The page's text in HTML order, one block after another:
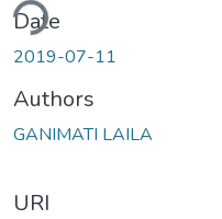
Date
2019-07-11
Authors
GANIMATI LAILA
URI